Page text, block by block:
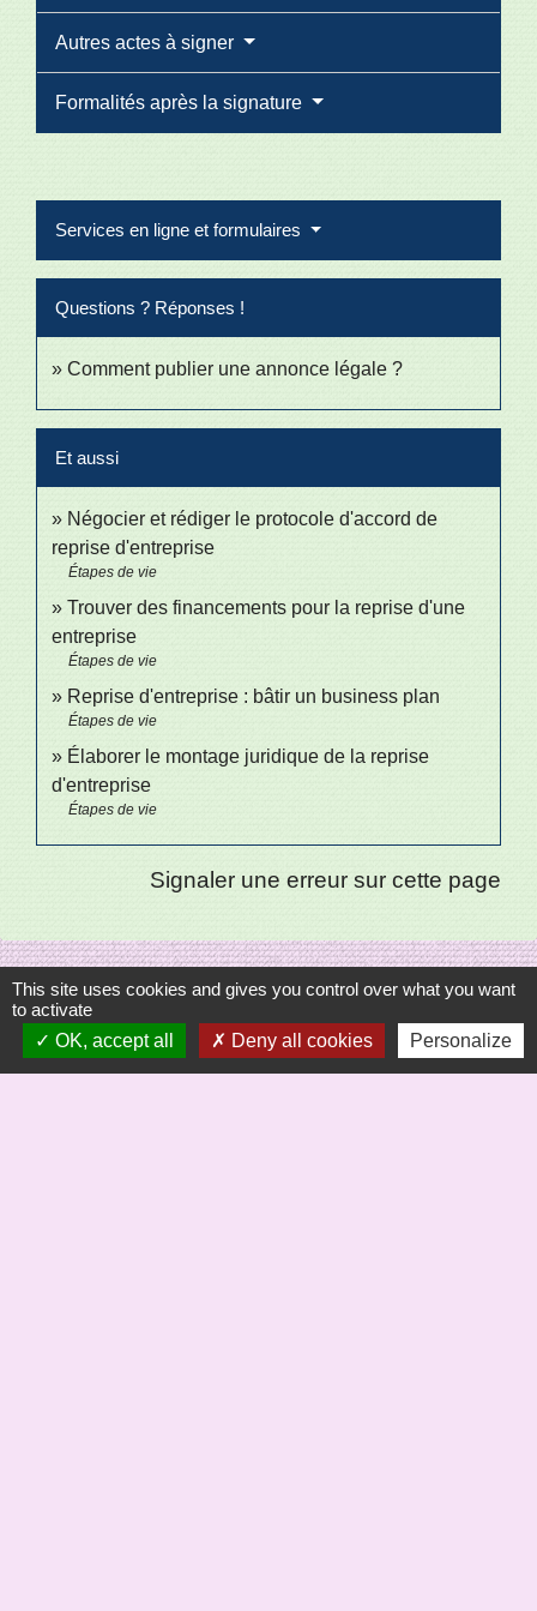
Autres actes à signer
Formalités après la signature
Services en ligne et formulaires
Questions ? Réponses !
Comment publier une annonce légale ?
Et aussi
Négocier et rédiger le protocole d'accord de
reprise d'entreprise
Étapes de vie
Trouver des financements pour la reprise d'une
entreprise
Étapes de vie
Reprise d'entreprise : bâtir un business plan
Étapes de vie
Élaborer le montage juridique de la reprise
d'entreprise
Étapes de vie
Signaler une erreur sur cette page
Sécrétariat
Commune de Saint-Bômer-les-Forges
This site uses cookies and gives you control over what you want
to activate
OK, accept all
Deny all cookies Personalize